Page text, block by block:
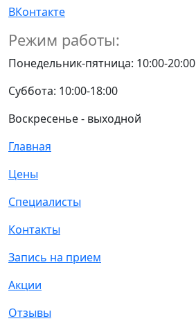
ВКонтакте
Режим работы:
Понедельник-пятница: 10:00-20:00
Суббота: 10:00-18:00
Воскресенье - выходной
Главная
Цены
Специалисты
Контакты
Запись на прием
Акции
Отзывы